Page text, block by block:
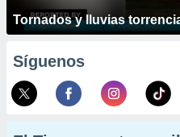
Tornados y lluvias
Síguenos